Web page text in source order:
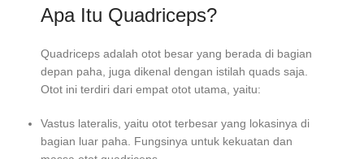
Apa Itu Quadriceps?
Quadriceps adalah otot besar yang berada di bagian
depan paha, juga dikenal dengan istilah quads saja.
Otot ini terdiri dari empat otot utama, yaitu:
Vastus lateralis, yaitu otot terbesar yang lokasinya di
bagian luar paha. Fungsinya untuk kekuatan dan